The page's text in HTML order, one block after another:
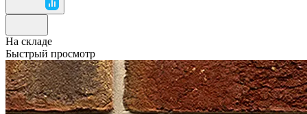
На складе
Быстрый просмотр